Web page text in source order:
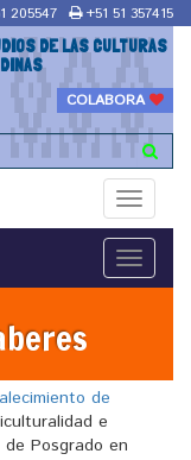
205547 +51 51 357415
DE LAS CULTURAS
COLABORA
Toggle
Toggle
de
e
Posgrado en